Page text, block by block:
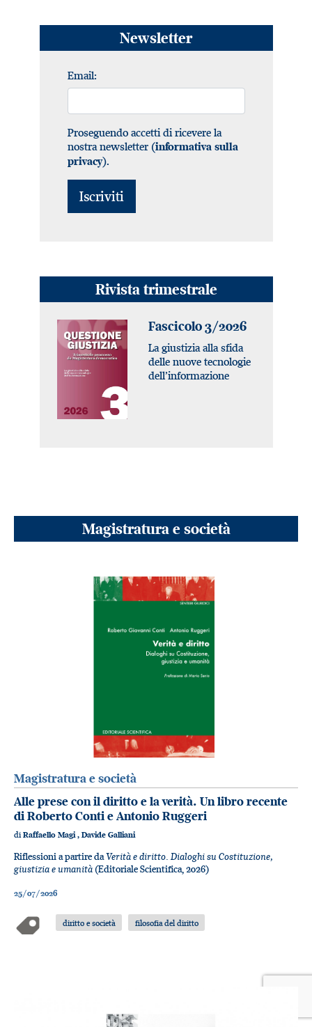
Newsletter
Email:
Proseguendo accetti di ricevere la
nostra newsletter (informativa sulla
privacy).
Rivista trimestrale
Fascicolo 3/2026
La giustizia alla sfida
delle nuove tecnologie
dell’informazione
Magistratura e società
Magistratura e società
Alle prese con il diritto e la verità. Un libro recente
di Roberto Conti e Antonio Ruggeri
diRaffaello Magi, Davide Galliani
Riflessioni a partire daVerità e diritto. Dialoghi su Costituzione,
giustizia e umanità(Editoriale Scientifica, 2026)
25/07/2026
diritto e società filosofia del diritto